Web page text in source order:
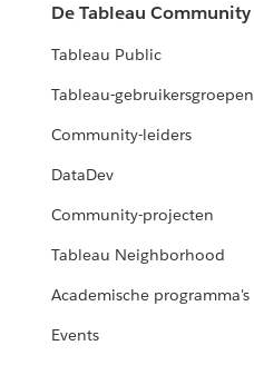
De Tableau Community
Tableau Public
Tableau-gebruikersgroepen
Community-leiders
DataDev
Community-projecten
Tableau Neighborhood
Academische programma's
Events